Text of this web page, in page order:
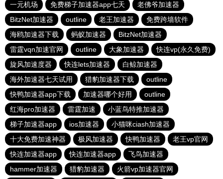
一元机场
免费梯子加速器app七天
老佛爷加速器
BitzNet加速器
outline 老王加速器
免费跨墙软件
海鸥加速器下载
蚂蚁加速器
BitzNet加速器
雷霆vqn加速官网
outline 大象加速器
快连vp(永久免费)
旋风加速度器
快连lets加速器
白鲸加速器
海外加速器七天试用
猎豹加速器下载
outline
快鸭加速器app下载
加速器哪个好用
outline
红海pro加速器
雷霆加速
小蓝鸟特推加速器
梯子加速器app
ios加速器
小猫咪ciash加速器
十大免费加速神器
极风加速器 快鸭加速器
老王vp官网
快连加速器app
快连加速器app
飞鸟加速器
hammer加速器
猎豹加速器 火箭vp加速器官网